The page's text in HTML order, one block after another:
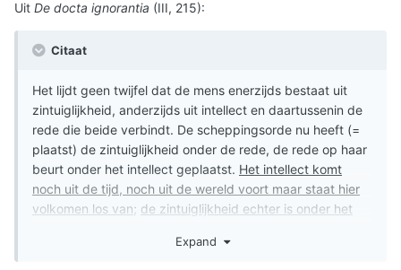
Uit De docta ignorantia (III, 215):
Citaat
Het lijdt geen twijfel dat de mens enerzijds bestaat uit
zintuiglijkheid, anderzijds uit intellect en daartussenin de
rede⁠ die beide verbindt.⁠ De scheppingsorde nu heeft (=
plaatst) de zintuiglijkheid onder de rede, de rede op haar
beurt onder het intellect geplaatst. Het intellect komt
noch uit de tijd, noch uit de wereld voort maar staat hier
volkomen los van; de zintuiglijkheid echter is onder het
.⁠ De rede bevindt zich, voor wat betreft het
Expand